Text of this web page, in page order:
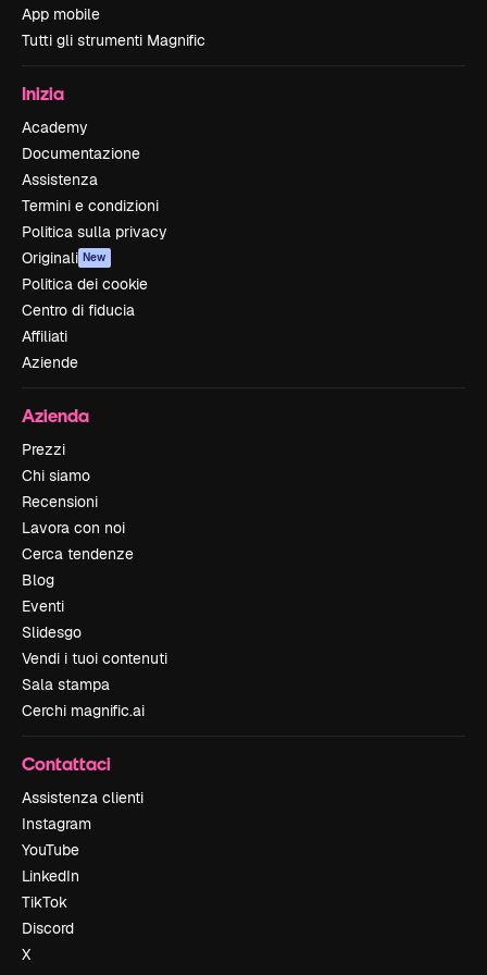
App mobile
Tutti gli strumenti Magnific
Inizia
Academy
Documentazione
Assistenza
Termini e condizioni
Politica sulla privacy
Originali New
Politica dei cookie
Centro di fiducia
Affiliati
Aziende
Azienda
Prezzi
Chi siamo
Recensioni
Lavora con noi
Cerca tendenze
Blog
Eventi
Slidesgo
Vendi i tuoi contenuti
Sala stampa
Cerchi magnific.ai
Contattaci
Assistenza clienti
Instagram
YouTube
LinkedIn
TikTok
Discord
X